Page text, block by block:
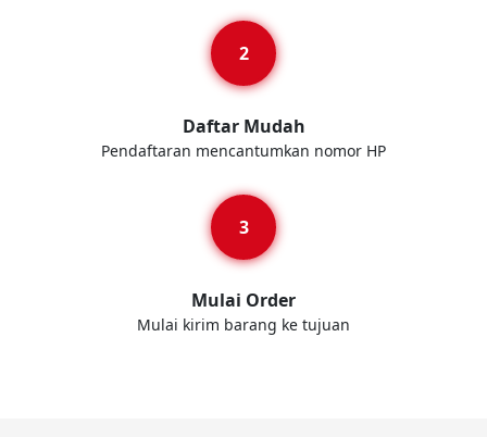
Daftar Mudah
Pendaftaran mencantumkan nomor HP
Mulai Order
Mulai kirim barang ke tujuan